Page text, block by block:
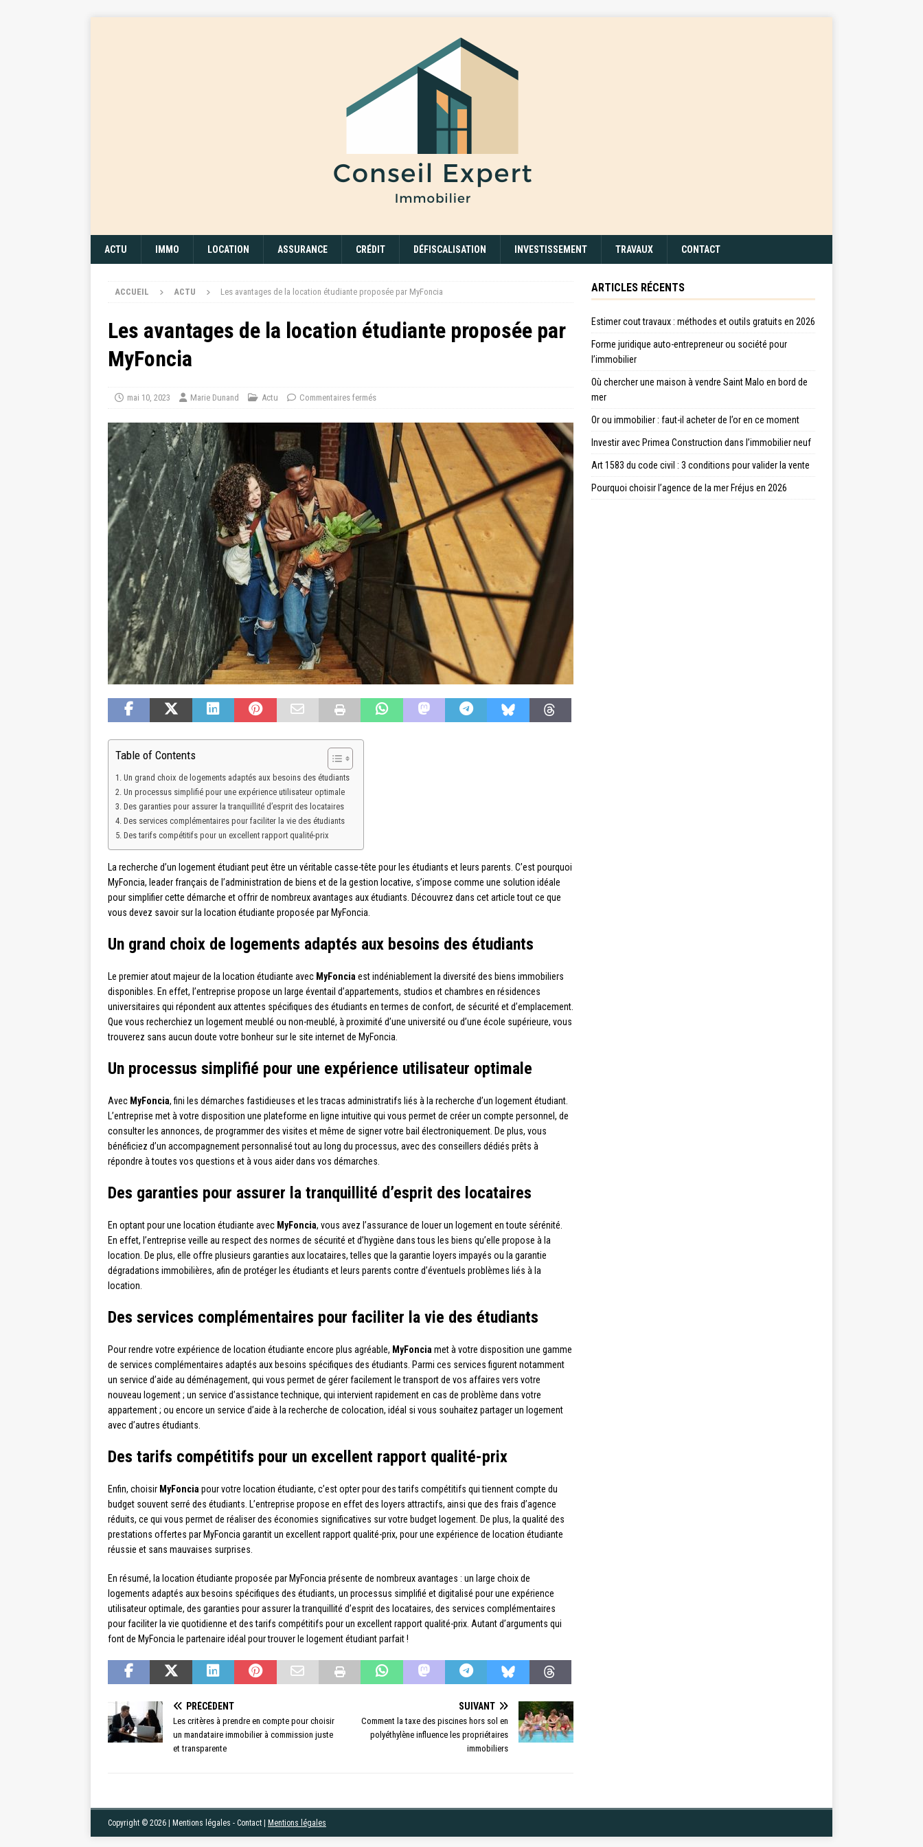
ACTU IMMO LOCATION ASSURANCE CRÉDIT DÉFISCALISATION INVESTISSEMENT TRAVAUX CONTACT
ACCUEIL ACTU Les avantages de la location étudiante proposée par MyFoncia
Les avantages de la location étudiante proposée par
MyFoncia
mai 10, 2023 Marie Dunand Actu Commentaires fermés
Table of Contents
Un grand choix de logements adaptés aux besoins des étudiants
Un processus simplifié pour une expérience utilisateur optimale
Des garanties pour assurer la tranquillité d’esprit des locataires
Des services complémentaires pour faciliter la vie des étudiants
Des tarifs compétitifs pour un excellent rapport qualité-prix
La recherche d’un logement étudiant peut être un véritable casse-tête pour les étudiants et leurs parents. C’est pourquoi
MyFoncia, leader français de l’administration de biens et de la gestion locative, s’impose comme une solution idéale
pour simplifier cette démarche et offrir de nombreux avantages aux étudiants. Découvrez dans cet article tout ce que
vous devez savoir sur la location étudiante proposée par MyFoncia.
Un grand choix de logements adaptés aux besoins des étudiants
Le premier atout majeur de la location étudiante avec MyFoncia est indéniablement la diversité des biens immobiliers
disponibles. En effet, l’entreprise propose un large éventail d’appartements, studios et chambres en résidences
universitaires qui répondent aux attentes spécifiques des étudiants en termes de confort, de sécurité et d’emplacement.
Que vous recherchiez un logement meublé ou non-meublé, à proximité d’une université ou d’une école supérieure, vous
trouverez sans aucun doute votre bonheur sur le site internet de MyFoncia.
Un processus simplifié pour une expérience utilisateur optimale
Avec MyFoncia, fini les démarches fastidieuses et les tracas administratifs liés à la recherche d’un logement étudiant.
L’entreprise met à votre disposition une plateforme en ligne intuitive qui vous permet de créer un compte personnel, de
consulter les annonces, de programmer des visites et même de signer votre bail électroniquement. De plus, vous
bénéficiez d’un accompagnement personnalisé tout au long du processus, avec des conseillers dédiés prêts à
répondre à toutes vos questions et à vous aider dans vos démarches.
Des garanties pour assurer la tranquillité d’esprit des locataires
En optant pour une location étudiante avec MyFoncia, vous avez l’assurance de louer un logement en toute sérénité.
En effet, l’entreprise veille au respect des normes de sécurité et d’hygiène dans tous les biens qu’elle propose à la
location. De plus, elle offre plusieurs garanties aux locataires, telles que la garantie loyers impayés ou la garantie
dégradations immobilières, afin de protéger les étudiants et leurs parents contre d’éventuels problèmes liés à la
location.
Des services complémentaires pour faciliter la vie des étudiants
Pour rendre votre expérience de location étudiante encore plus agréable, MyFoncia met à votre disposition une gamme
de services complémentaires adaptés aux besoins spécifiques des étudiants. Parmi ces services figurent notamment
un service d’aide au déménagement, qui vous permet de gérer facilement le transport de vos affaires vers votre
nouveau logement ; un service d’assistance technique, qui intervient rapidement en cas de problème dans votre
appartement ; ou encore un service d’aide à la recherche de colocation, idéal si vous souhaitez partager un logement
avec d’autres étudiants.
Des tarifs compétitifs pour un excellent rapport qualité-prix
Enfin, choisir MyFoncia pour votre location étudiante, c’est opter pour des tarifs compétitifs qui tiennent compte du
budget souvent serré des étudiants. L’entreprise propose en effet des loyers attractifs, ainsi que des frais d’agence
réduits, ce qui vous permet de réaliser des économies significatives sur votre budget logement. De plus, la qualité des
prestations offertes par MyFoncia garantit un excellent rapport qualité-prix, pour une expérience de location étudiante
réussie et sans mauvaises surprises.
En résumé, la location étudiante proposée par MyFoncia présente de nombreux avantages : un large choix de
logements adaptés aux besoins spécifiques des étudiants, un processus simplifié et digitalisé pour une expérience
utilisateur optimale, des garanties pour assurer la tranquillité d’esprit des locataires, des services complémentaires
pour faciliter la vie quotidienne et des tarifs compétitifs pour un excellent rapport qualité-prix. Autant d’arguments qui
font de MyFoncia le partenaire idéal pour trouver le logement étudiant parfait !
PRÉCÉDENT
Les critères à prendre en compte pour choisir
un mandataire immobilier à commission juste
et transparente
SUIVANT
Comment la taxe des piscines hors sol en
polyéthylène influence les propriétaires
immobiliers
ARTICLES RÉCENTS
Estimer cout travaux : méthodes et outils gratuits en 2026
Forme juridique auto-entrepreneur ou société pour
l’immobilier
Où chercher une maison à vendre Saint Malo en bord de
mer
Or ou immobilier : faut-il acheter de l’or en ce moment
Investir avec Primea Construction dans l’immobilier neuf
Art 1583 du code civil : 3 conditions pour valider la vente
Pourquoi choisir l’agence de la mer Fréjus en 2026
Copyright © 2026 | Mentions légales - Contact Mentions légales